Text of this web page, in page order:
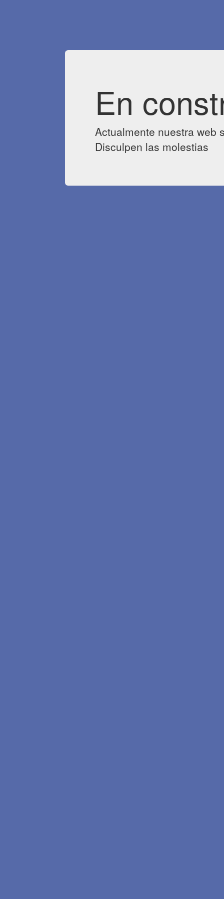
En
Actualmente nuestra web
Disculpen las molestias